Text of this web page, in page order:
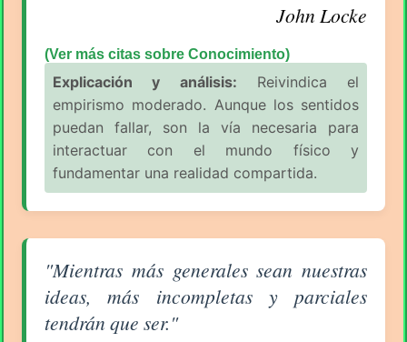
John Locke
(Ver más citas sobre Conocimiento)
Explicación y análisis: Reivindica el
empirismo moderado. Aunque los sentidos
puedan fallar, son la vía necesaria para
interactuar con el mundo físico y
fundamentar una realidad compartida.
Aforismo sobre Conocimiento de John Locke
"Mientras más generales sean nuestras
ideas, más incompletas y parciales
tendrán que ser."